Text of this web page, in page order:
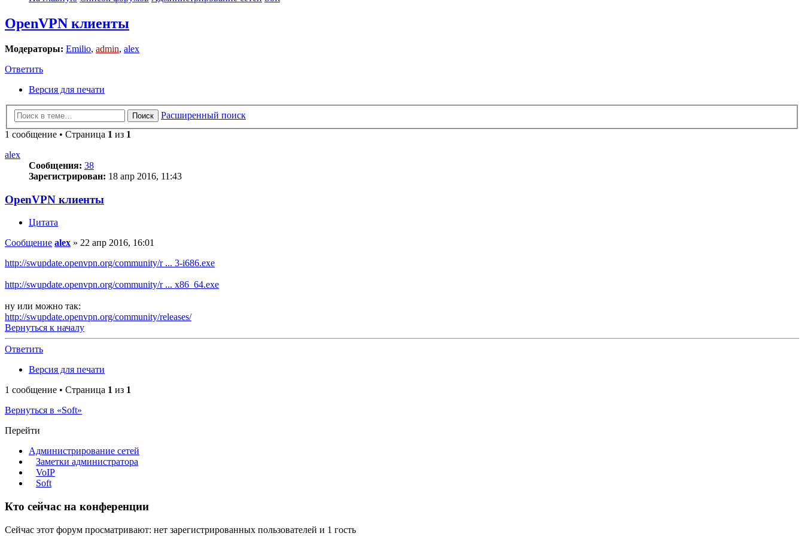
OpenVPN клиенты
Модераторы: Emilio, admin, alex
Ответить
Версия для печати
Поиск
Расширенный поиск
1 сообщение • Страница 1 из 1
alex
Сообщения: 38
Зарегистрирован: 18 апр 2016, 11:43
OpenVPN клиенты
Цитата
Сообщение alex » 22 апр 2016, 16:01
http://swupdate.openvpn.org/community/r ... 3-i686.exe
http://swupdate.openvpn.org/community/r ... x86_64.exe
ну или можно так:
http://swupdate.openvpn.org/community/releases/
Вернуться к началу
Ответить
Версия для печати
1 сообщение • Страница 1 из 1
Вернуться в «Soft»
Перейти
Администрирование сетей
Заметки администратора
VoIP
Soft
Кто сейчас на конференции
Сейчас этот форум просматривают: нет зарегистрированных пользователей и 1 гость